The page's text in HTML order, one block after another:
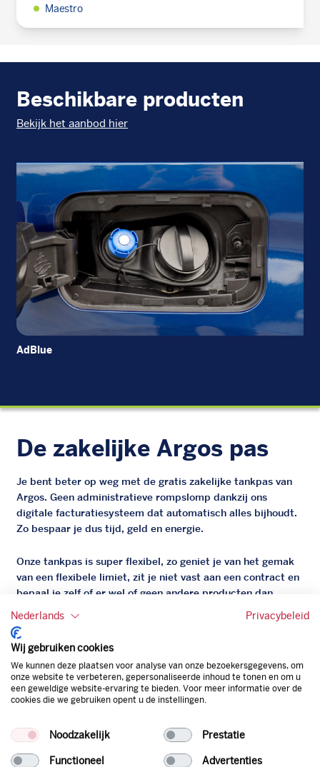
Maestro
Beschikbare producten
Bekijk het aanbod hier
AdBlue
De zakelijke Argos pas
Je bent beter op weg met de gratis zakelijke tankpas van
Argos. Geen administratieve rompslomp dankzij ons
digitale facturatiesysteem dat automatisch alles bijhoudt.
Zo bespaar je dus tijd, geld en energie.
Onze tankpas is super flexibel, zo geniet je van het gemak
van een flexibele limiet, zit je niet vast aan een contract en
bepaal je zelf of er wel of geen andere producten dan
brandstof mee betaalt kunnen worden.
Bovendien profiteer je altijd van een gegarandeerde
korting. Mocht de pompprijs toch lager zijn dan betaal je
natuurlijk de prijs aan de pomp. Zo ben je altijd verzekerd
van de laagste prijs.
laadpas aanvragen
Nederlands Privacybeleid
Wij gebruiken cookies
We kunnen deze plaatsen voor analyse van onze bezoekersgegevens, om
onze website te verbeteren, gepersonaliseerde inhoud te tonen en om u
een geweldige website-ervaring te bieden. Voor meer informatie over de
cookies die we gebruiken opent u de instellingen.
Noodzakelijk Prestatie
Functioneel Advertenties